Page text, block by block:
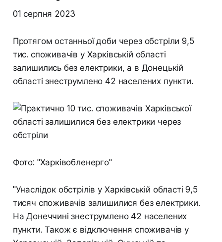
01 серпня 2023
Протягом останньої доби через обстріли 9,5
тис. споживачів у Харківській області
залишились без електрики, а в Донецькій
області знеструмлено 42 населених пункти.
Фото: "Харківобленерго"
"Унаслідок обстрілів у Харківській області 9,5
тисяч споживачів залишилися без електрики.
На Донеччині знеструмлено 42 населених
пункти. Також є відключення споживачів у